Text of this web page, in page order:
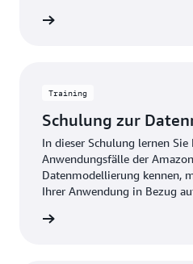
Training
Schulung zur
In dieser Schulung lernen
Anwendungsfälle der
Datenmodellierung kennen,
Ihrer Anwendung in Bezug